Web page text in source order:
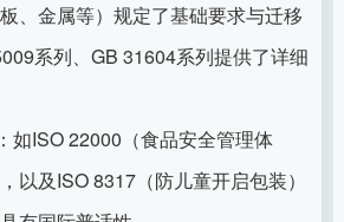
、金属等）规定了基础要求与迁移
系列、GB 31604系列提供了详细
：如ISO 22000（食品安全管理体
以及ISO 8317（防儿童开启包装）